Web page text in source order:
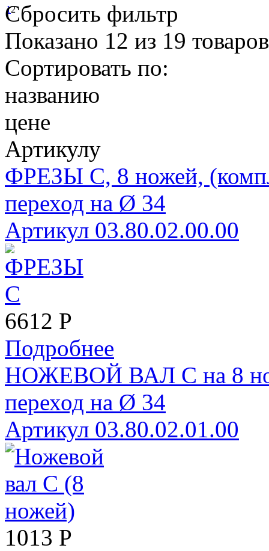
Сбросить фильтр
12
Показано 12 из 19 товаров
Сортировать по:
названию
цене
Артикулу
ФРЕЗЫ С, 8 ножей,
переход на Ø 34
Артикул 03.80.02.00.00
6612 Р
Подробнее
НОЖЕВОЙ ВАЛ С на 8
переход на Ø 34
Артикул 03.80.02.01.00
1013 Р